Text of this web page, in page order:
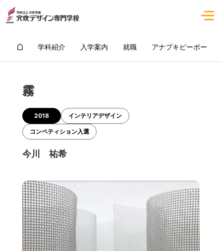
学科紹介 入学案内 就職 アナブキピーポー
霧
2018 インテリアデザイン
コンペティション入選
今川 祐希